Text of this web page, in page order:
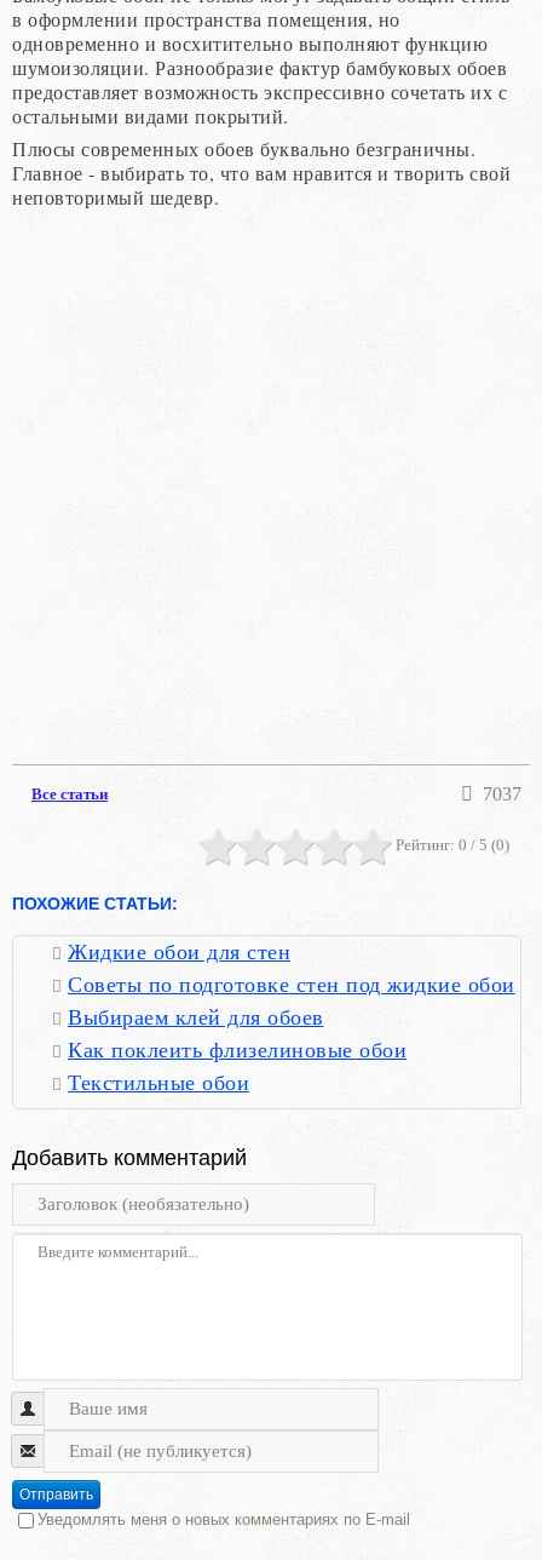
в оформлении пространства помещения, но
одновременно и восхитительно выполняют функцию
шумоизоляции. Разнообразие фактур бамбуковых обоев
предоставляет возможность экспрессивно сочетать их с
остальными видами покрытий.
Плюсы современных обоев буквально безграничны.
Главное - выбирать то, что вам нравится и творить свой
неповторимый шедевр.
Все статьи 7037
Рейтинг: 0 / 5 (0)
ПОХОЖИЕ СТАТЬИ:
Жидкие обои для стен
Советы по подготовке стен под жидкие обои
Выбираем клей для обоев
Как поклеить флизелиновые обои
Текстильные обои
Добавить комментарий
Отправить
Уведомлять меня о новых комментариях по E-mail